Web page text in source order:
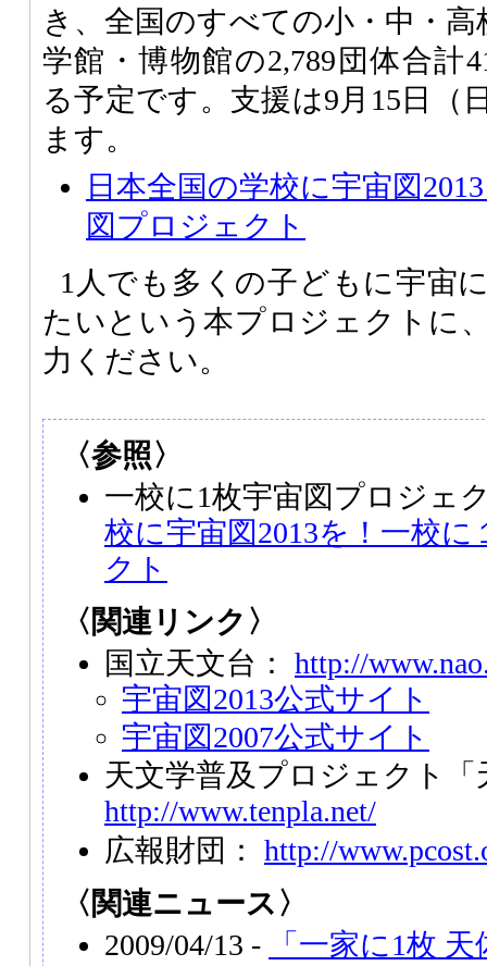
き、全国のすべての小・中・高
学館・博物館の2,789団体合計
る予定です。支援は9月15日（
ます。
日本全国の学校に宇宙図
図プロジェクト
1人でも多くの子どもに宇宙
たいという本プロジェクトに
力ください。
〈参照〉
一校に1枚宇宙図プロジェ
校に宇宙図2013を！一校
クト
〈関連リンク〉
国立天文台： http://
宇宙図2013公式サイト
宇宙図2007公式サイト
天文学普及プロジェクト「
http://www.tenpla.net/
広報財団： http://
〈関連ニュース〉
2009/04/13 -
「一家に1枚